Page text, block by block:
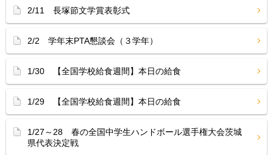
2/11 長塚節文学賞表彰式
2/2 学年末PTA懇談会（３学年）
1/30 【全国学校給食週間】本日の給食
1/29 【全国学校給食週間】本日の給食
1/27～28 春の全国中学生ハンドボール選手権大会茨城
県代表決定戦